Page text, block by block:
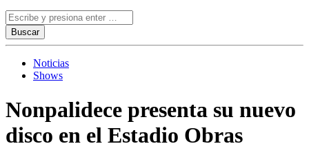
Noticias
Shows
Nonpalidece presenta su nuevo
disco en el Estadio Obras